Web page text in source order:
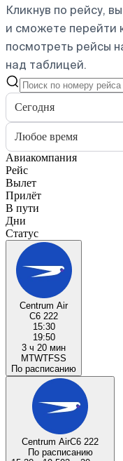
Кликнув по рейсу,
и сможете перейти
посмотреть рейсы
над таблицей.
Сегодня
Любое время
Авиакомпания
Рейс
Вылет
Прилёт
В пути
Дни
Статус
Centrum Air
C6 222
15:30
19:50
3 ч 20 мин
MTWTFSS
По расписанию
Centrum AirC6 222
По расписанию